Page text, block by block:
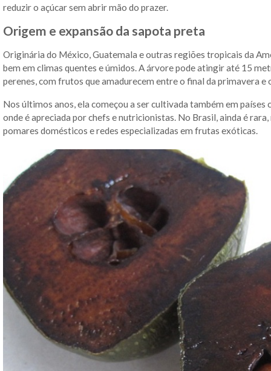
reduzir o açúcar sem abrir mão do prazer.
Origem e expansão da sapota preta
Originária do México, Guatemala e outras regiões tropicais da
bem em climas quentes e úmidos. A árvore pode atingir até 15
perenes, com frutos que amadurecem entre o final da primavera e
Nos últimos anos, ela começou a ser cultivada também em
onde é apreciada por chefs e nutricionistas. No Brasil, ainda é
pomares domésticos e redes especializadas em frutas exóticas.